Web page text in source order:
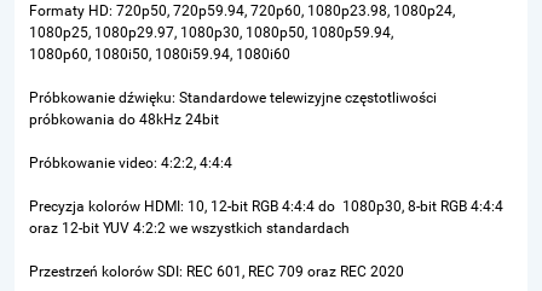
Formaty HD: 720p50, 720p59.94, 720p60, 1080p23.98, 1080p24,
1080p25, 1080p29.97, 1080p30, 1080p50, 1080p59.94,
1080p60, 1080i50, 1080i59.94, 1080i60
Próbkowanie dźwięku: Standardowe telewizyjne częstotliwości
próbkowania do 48kHz 24bit
Próbkowanie video: 4:2:2, 4:4:4
Precyzja kolorów HDMI: 10, 12-bit RGB 4:4:4 do 1080p30, 8-bit RGB 4:4:4
oraz 12-bit YUV 4:2:2 we wszystkich standardach
Przestrzeń kolorów SDI: REC 601, REC 709 oraz REC 2020